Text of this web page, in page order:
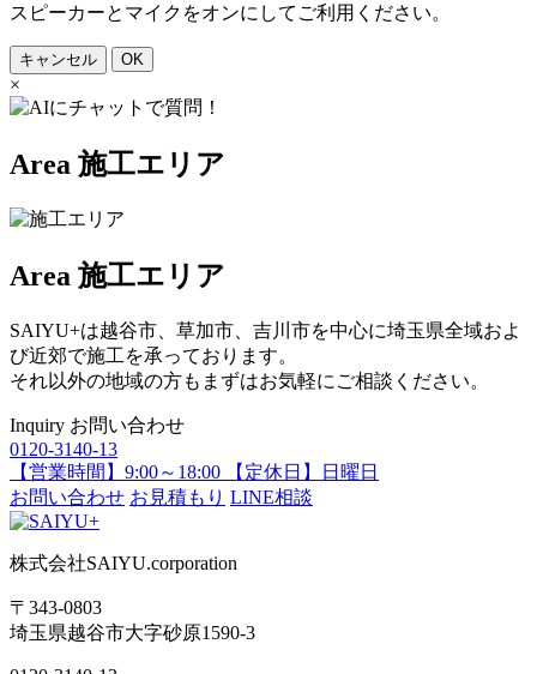
スピーカーとマイクをオンにしてご利用ください。
キャンセル OK
×
Area 施工エリア
Area 施工エリア
SAIYU+は越谷市、草加市、吉川市を中心に埼玉県全域およ
び近郊で施工を承っております。
それ以外の地域の方もまずはお気軽にご相談ください。
Inquiry お問い合わせ
0120-3140-13
【営業時間】9:00～18:00 【定休日】日曜日
お問い合わせ お見積もり LINE相談
株式会社SAIYU.corporation
〒343-0803
埼玉県越谷市大字砂原1590-3